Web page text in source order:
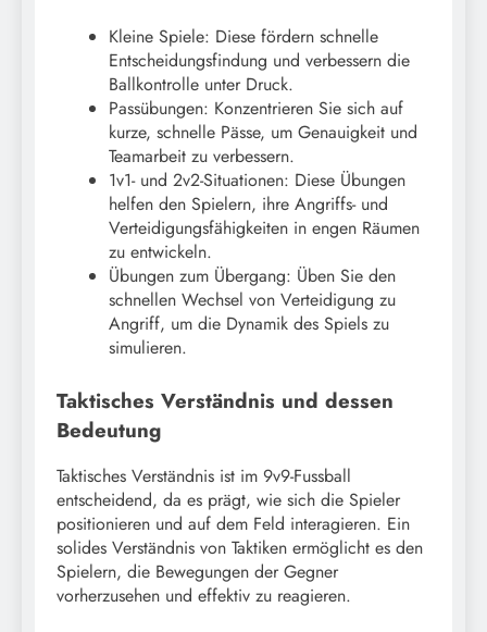
Kleine Spiele: Diese fördern schnelle
Entscheidungsfindung und verbessern die
Ballkontrolle unter Druck.
Passübungen: Konzentrieren Sie sich auf
kurze, schnelle Pässe, um Genauigkeit und
Teamarbeit zu verbessern.
1v1- und 2v2-Situationen: Diese Übungen
helfen den Spielern, ihre Angriffs- und
Verteidigungsfähigkeiten in engen Räumen
zu entwickeln.
Übungen zum Übergang: Üben Sie den
schnellen Wechsel von Verteidigung zu
Angriff, um die Dynamik des Spiels zu
simulieren.
Taktisches Verständnis und dessen
Bedeutung
Taktisches Verständnis ist im 9v9-Fussball
entscheidend, da es prägt, wie sich die Spieler
positionieren und auf dem Feld interagieren. Ein
solides Verständnis von Taktiken ermöglicht es den
Spielern, die Bewegungen der Gegner
vorherzusehen und effektiv zu reagieren.